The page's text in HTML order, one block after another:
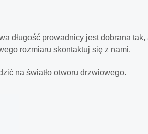
długość prowadnicy jest dobrana
rozmiaru skontaktuj się z nami.
na światło otworu drzwiowego.